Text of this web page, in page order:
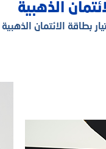
الذهبية
بطاقة الائتمان الذهبية